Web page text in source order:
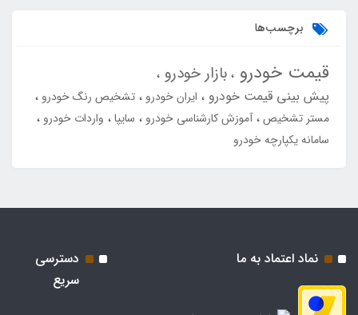
برچسب‌ها
قیمت خودرو بازار خودرو
پیش بینی قیمت خودرو ایران خودرو
تشخیص رنگ خودرو
مستر تشخیص آموزش کارشناسی خودرو سایپا
واردات خودرو
سامانه یکپارچه خودرو
نماد اعتماد به ما
دسترسی
سریع